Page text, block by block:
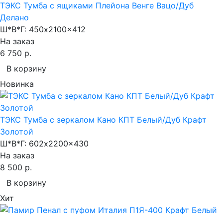
ТЭКС Тумба с ящиками Плейона Венге Вацо/Дуб
Делано
Ш*В*Г: 450x2100x412
На заказ
6 750 р.
В корзину
Новинка
ТЭКС Тумба с зеркалом Кано КПТ Белый/Дуб Крафт
Золотой
Ш*В*Г: 602x2200x430
На заказ
8 500 р.
В корзину
Хит